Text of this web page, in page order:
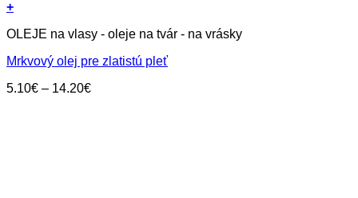
+
produkt
viacero
Možnosti
OLEJE na vlasy - oleje na tvár - na vrásky
Mrkvový olej pre zlatistú pleť
5.10€ – 14.20€Price